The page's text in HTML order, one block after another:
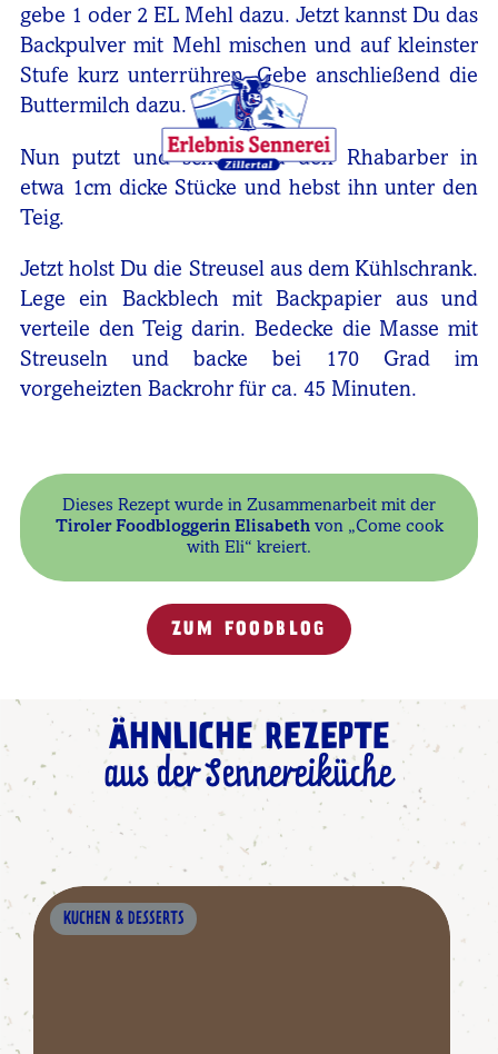
gebe 1 oder 2 EL Mehl dazu. Jetzt kannst Du das
Backpulver mit Mehl mischen und auf kleinster
Stufe kurz unterrühren. Gebe anschließend die
Buttermilch dazu.
Nun putzt und schälst Du den Rhabarber in
etwa 1cm dicke Stücke und hebst ihn unter den
Teig.
Jetzt holst Du die Streusel aus dem Kühlschrank.
Lege ein Backblech mit Backpapier aus und
verteile den Teig darin. Bedecke die Masse mit
Streuseln und backe bei 170 Grad im
vorgeheizten Backrohr für ca. 45 Minuten.
Dieses Rezept wurde in Zusammenarbeit mit der
Tiroler Foodbloggerin Elisabethvon „Come cook
with Eli“ kreiert.
ZUM FOODBLOG
ÄHNLICHE REZEPTE
aus der Sennereiküche
KUCHEN & DESSERTS